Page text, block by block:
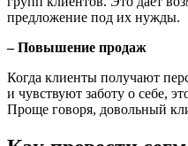
предложение под их нужды.
– Повышение продаж
Когда клиенты получают
и чувствуют заботу о себе,
Проще говоря, довольный